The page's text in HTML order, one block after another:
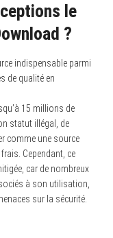
le
?
indispensable parmi
de qualité en
15 millions de
statut illégal, de
comme une source
Cependant, ce
car de nombreux
à son utilisation,
sur la sécurité.